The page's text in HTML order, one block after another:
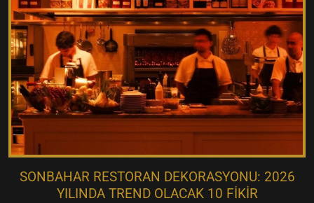
SONBAHAR RESTORAN DEKORASYONU: 2026
YILINDA TREND OLACAK 10 FIKIR